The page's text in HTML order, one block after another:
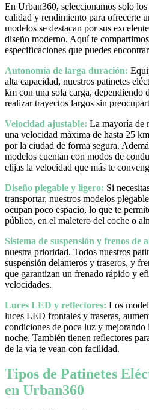
En Urban360, seleccionamos solo
calidad y rendimiento para ofrecerte
modelos se destacan por sus
diseño moderno. Aquí te
especificaciones que puedes
Autonomía de larga duración:
alta capacidad, nuestros patinetes
km con una sola carga, dependiendo
realizar trayectos largos sin
Velocidad ajustable: La mayoría de
una velocidad máxima de hasta 25
por la ciudad de forma segura.
modelos cuentan con modos de
elijas la velocidad que más te
Diseño plegable y ligero: Si
transportar, nuestros modelos
ocupan poco espacio, lo que te
público, en el maletero del coche o
Sistema de suspensión y frenos de
nuestra prioridad. Todos nuestros
suspensión delanteros y traseros, y
que garantizan un frenado rápido y
velocidades.
Luces LED y reflectores: Los
luces LED frontales y traseras,
condiciones de poca luz y
noche. También tienen reflectores
de la vía te vean con facilidad.
Tipos de Patinetes
en Urban360